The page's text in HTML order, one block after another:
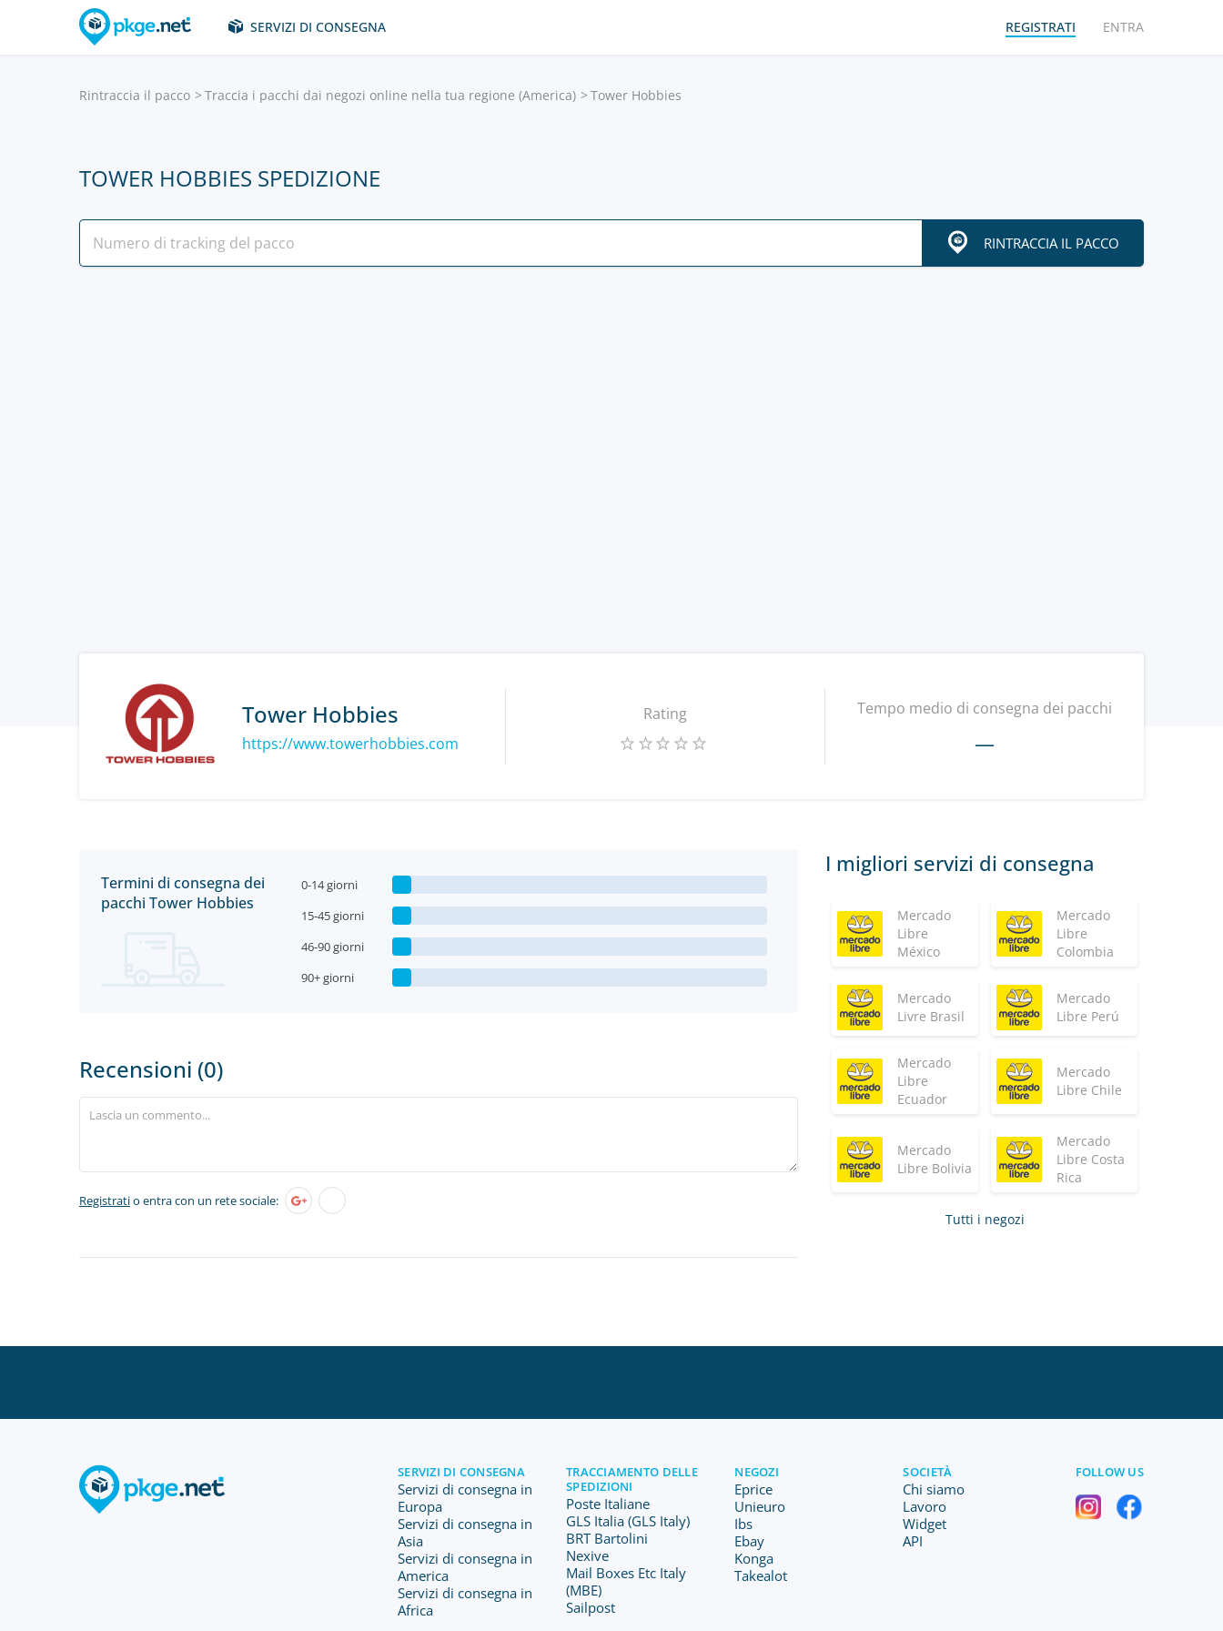
SERVIZI DI CONSEGNA REGISTRATI ENTRA
Rintraccia il pacco Traccia i pacchi dai negozi online nella tua regione (America) Tower Hobbies
TOWER HOBBIES SPEDIZIONE
RINTRACCIA IL PACCO
Tower Hobbies
https://www.towerhobbies.com
Rating Tempo medio di consegna dei pacchi
—
Termini di consegna dei
pacchi Tower Hobbies
0-14 giorni
15-45 giorni
46-90 giorni
90+ giorni
Recensioni (0)
Registratio entra con un rete sociale:
I migliori servizi di consegna
Mercado
Libre
México
Mercado
Libre
Colombia
Mercado
Livre Brasil
Mercado
Libre Perú
Mercado
Libre
Ecuador
Mercado
Libre Chile
Mercado
Libre Bolivia
Mercado
Libre Costa
Rica
Tutti i negozi
SERVIZI DI CONSEGNA
Servizi di consegna in
Europa
Servizi di consegna in
Asia
Servizi di consegna in
America
Servizi di consegna in
Africa
TRACCIAMENTO DELLE
SPEDIZIONI
Poste Italiane
GLS Italia (GLS Italy)
BRT Bartolini
Nexive
Mail Boxes Etc Italy
(MBE)
Sailpost
NEGOZI
Eprice
Unieuro
Ibs
Ebay
Konga
Takealot
SOCIETÀ
Chi siamo
Lavoro
Widget
API
FOLLOW US